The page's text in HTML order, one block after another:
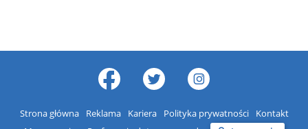
Strona główna Reklama Kariera Polityka prywatności
Kontakt